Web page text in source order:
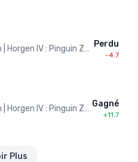
IV : Pinguin Zürich IV Perdu
-4.7
IV : Pinguin Zürich IV Gagné
+11.7
Plus